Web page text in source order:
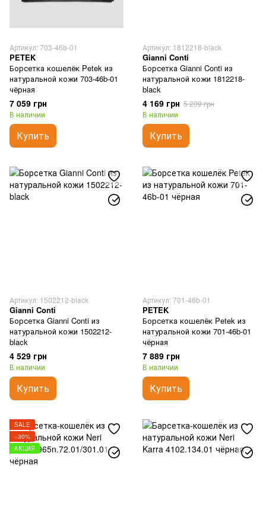
Артикул: 703-46b-01
PETEK
Борсетка кошелёк Petek из
натуральной кожи 703-46b-01
чёрная
7 059 грн
В наличии
Купить
Артикул: 1812218-black
Gianni Conti
Борсетка Gianni Conti из
натуральной кожи 1812218-
black
4 169 грн 5 209 грн
В наличии
Купить
Артикул: 1502212-black
Gianni Conti
Борсетка Gianni Conti из
натуральной кожи 1502212-
black
4 529 грн
В наличии
Купить
Артикул: 701-46b-01
PETEK
Борсетка кошелёк Petek из
натуральной кожи 701-46b-01
чёрная
7 889 грн
В наличии
Купить
SALE
−30%
АКЦИЯ